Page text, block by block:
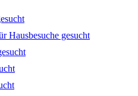
Hausbesuche gesucht